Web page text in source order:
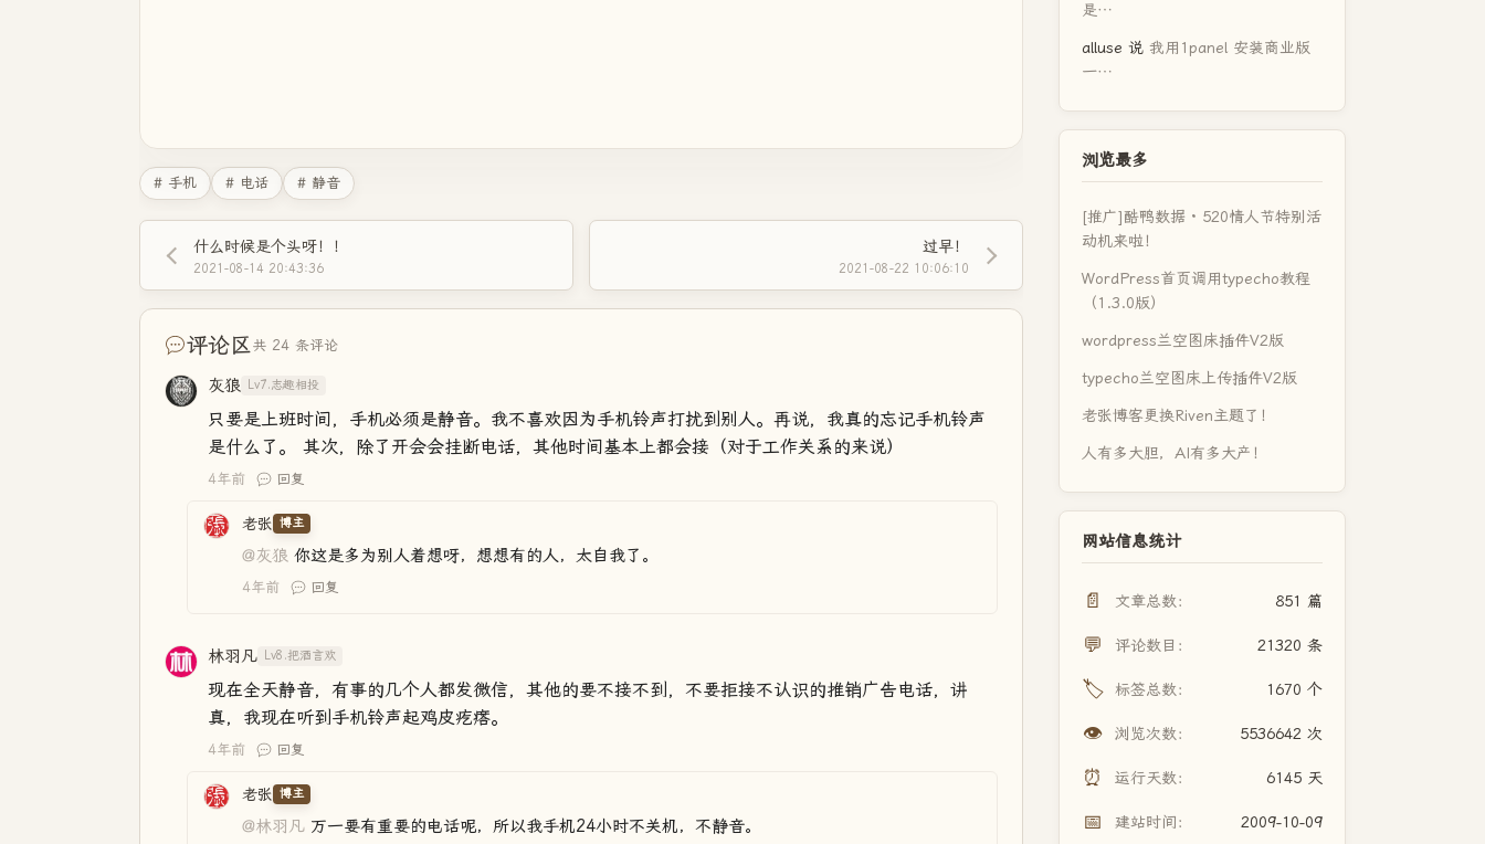
# 手机 # 电话 # 静音
什么时候是个头呀！！
2021-08-14 20:43:36
过早！
2021-08-22 10:06:10
评论区共 24 条评论
灰狼 Lv7.志趣相投
只要是上班时间，手机必须是静音。我不喜欢因为手机铃声打扰到别人。再说，我真的忘记手机铃声
是什么了。 其次，除了开会会挂断电话，其他时间基本上都会接（对于工作关系的来说）
4年前 回复
老张 博主
@灰狼 你这是多为别人着想呀，想想有的人，太自我了。
4年前 回复
林羽凡 Lv8.把酒言欢
现在全天静音，有事的几个人都发微信，其他的要不接不到，不要拒接不认识的推销广告电话，讲
真，我现在听到手机铃声起鸡皮疙瘩。
4年前 回复
老张 博主
@林羽凡 万一要有重要的电话呢，所以我手机24小时不关机，不静音。
是…
alluse 说 我用1panel 安装商业版
一…
浏览最多
[推广]酷鸭数据 · 520情人节特别活
动机来啦！
WordPress首页调用typecho教程
（1.3.0版）
wordpress兰空图床插件V2版
typecho兰空图床上传插件V2版
老张博客更换Riven主题了！
人有多大胆，AI有多大产！
网站信息统计
📄 文章总数： 851 篇
💬 评论数目： 21320 条
🏷️ 标签总数： 1670 个
👁️ 浏览次数： 5536642 次
⏰ 运行天数： 6145 天
📅 建站时间： 2009-10-09